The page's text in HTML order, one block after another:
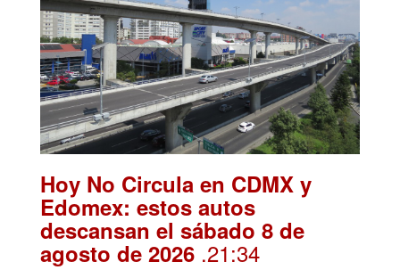
Hoy No Circula en CDMX y
Edomex: estos autos
descansan el sábado 8 de
agosto de 2026 .21:34